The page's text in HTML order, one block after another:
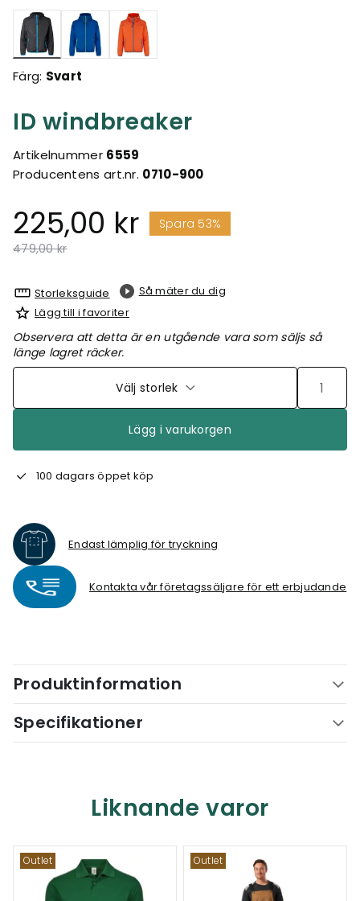
ID windbreaker
Artikelnummer 6559
Producentens art.nr. 0710-900
225,00 kr
Spara 53%
Pris nedsatt från
479,00 krtill
Valda
Färg: Svart
Storleksguide
Så mäter du dig
Lägg till i favoriter
Observera att detta är en utgående vara som säljs så
länge lagret räcker.
Välj storlek
Lägg i varukorgen
100 dagars öppet köp
Endast lämplig för tryckning
Kontakta vår företagssäljare för ett erbjudande
Produktinformation
Specifikationer
Liknande varor
Outlet Outlet